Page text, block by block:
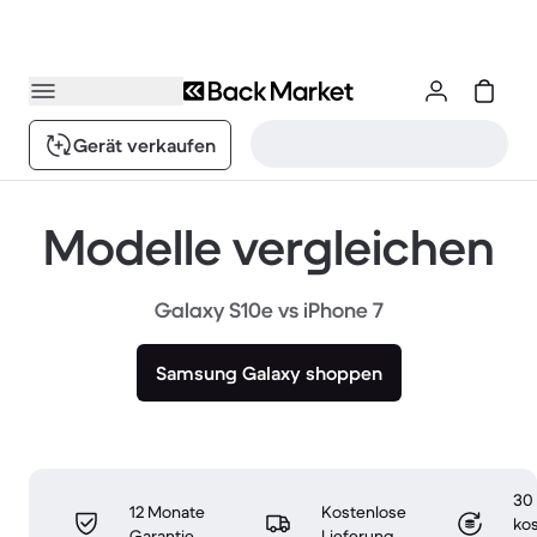
Gerät verkaufen
Modelle vergleichen
Galaxy S10e vs iPhone 7
Samsung Galaxy shoppen
12 Monate
Kostenlose
30